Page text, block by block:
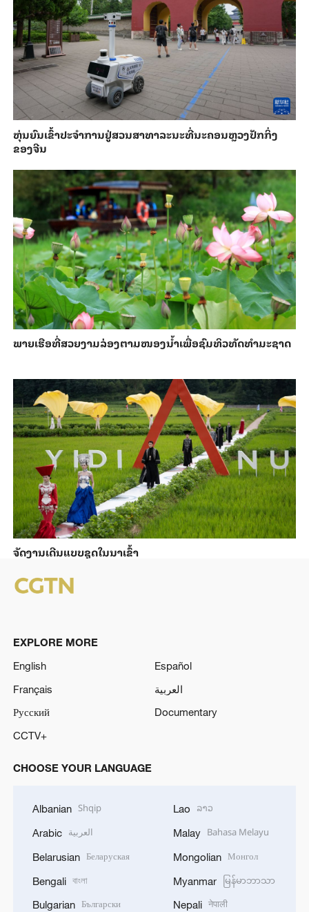
​ຫຸ່ນ​ຍົນ​ເຂົ້າ​ປະ​ຈຳ​ການ​ຢູ່​ສວນ​ສາ​ທາ​ລະ​ນະ​ທີ່​ນະ​ຄອນຫຼວງ​ປັກ​ກິ່ງ​
ຂອງ​ຈີນ
ພາຍ​ເຮືອທີ່​ສວຍ​ງາມ​ລ່ອງ​ຕາມ​​ໜອງນ້ຳ​​ເພື່ອ​ຊົມ​ທິວ​ທັດ​ທຳ​ມະ​ຊາດ
ຈັດງານເດີນແບບຊຸດໃນນາເຂົ້າ
EXPLORE MORE
English
Español
Français
العربية
Русский
Documentary
CCTV+
CHOOSE YOUR LANGUAGE
Albanian Shqip
Arabic العربية
Belarusian Беларуская
Bengali বাংলা
Bulgarian Български
Lao ລາວ
Malay Bahasa Melayu
Mongolian Монгол
Myanmar မြန်မာဘာသာ
Nepali नेपाली